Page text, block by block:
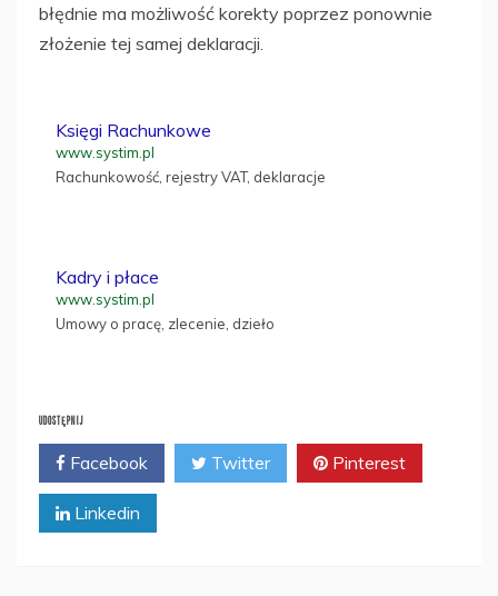
błędnie ma możliwość korekty poprzez ponownie
złożenie tej samej deklaracji.
Księgi Rachunkowe
www.systim.pl
Rachunkowość, rejestry VAT, deklaracje
Kadry i płace
www.systim.pl
Umowy o pracę, zlecenie, dzieło
UDOSTĘPNIJ
Facebook Twitter Pinterest
Linkedin